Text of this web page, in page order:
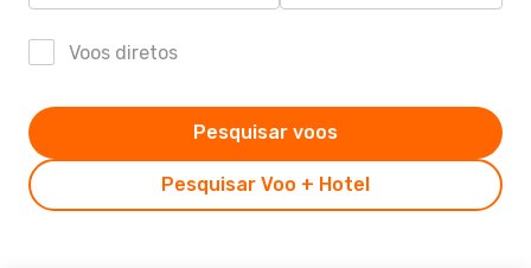
Voos diretos
Pesquisar Voo + Hotel
Pesquisar voos